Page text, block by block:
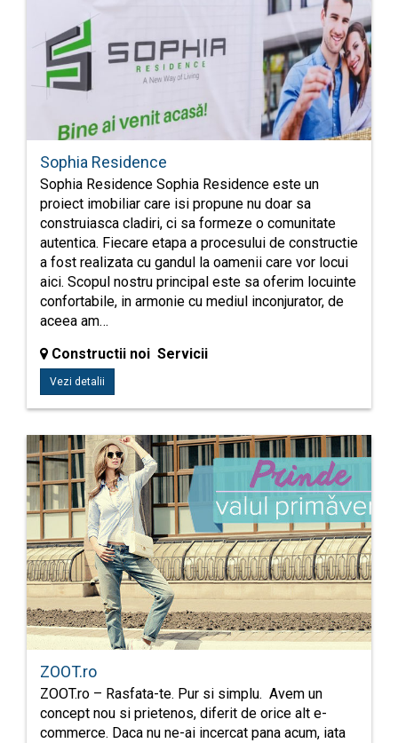
Sophia Residence
Sophia Residence Sophia Residence este un
proiect imobiliar care isi propune nu doar sa
construiasca cladiri, ci sa formeze o comunitate
autentica. Fiecare etapa a procesului de constructie
a fost realizata cu gandul la oamenii care vor locui
aici. Scopul nostru principal este sa oferim locuinte
confortabile, in armonie cu mediul inconjurator, de
aceea am…
Constructii noi Servicii
Vezi detalii
ZOOT.ro
ZOOT.ro – Rasfata-te. Pur si simplu. Avem un
concept nou si prietenos, diferit de orice alt e-
commerce. Daca nu ne-ai incercat pana acum, iata